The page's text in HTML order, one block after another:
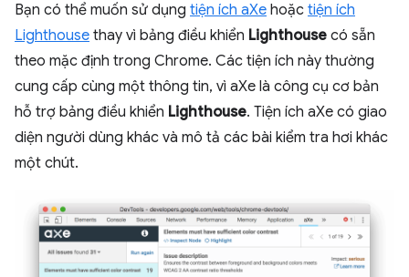
Bạn có thể muốn sử dụng tiện ích aXe hoặc tiện ích
Lighthouse thay vì bảng điều khiển Lighthouse có sẵn
theo mặc định trong Chrome. Các tiện ích này thường
cung cấp cùng một thông tin, vì aXe là công cụ cơ bản
hỗ trợ bảng điều khiển Lighthouse. Tiện ích aXe có giao
diện người dùng khác và mô tả các bài kiểm tra hơi khác
một chút.